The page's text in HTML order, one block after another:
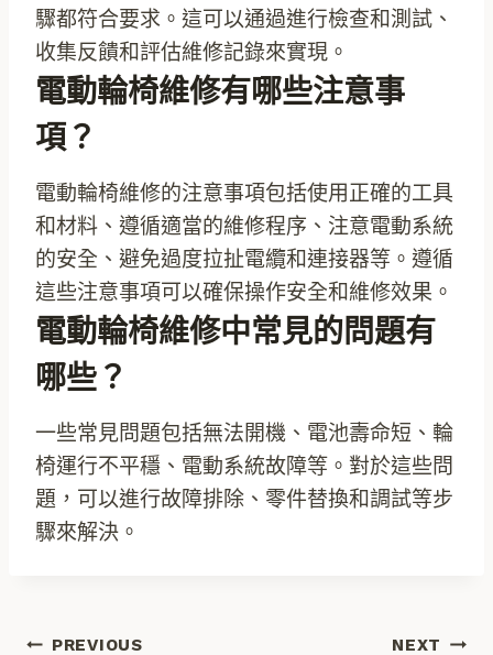
驟都符合要求。這可以通過進行檢查和測試、
收集反饋和評估維修記錄來實現。
電動輪椅維修有哪些注意事
項？
電動輪椅維修的注意事項包括使用正確的工具
和材料、遵循適當的維修程序、注意電動系統
的安全、避免過度拉扯電纜和連接器等。遵循
這些注意事項可以確保操作安全和維修效果。
電動輪椅維修中常見的問題有
哪些？
一些常見問題包括無法開機、電池壽命短、輪
椅運行不平穩、電動系統故障等。對於這些問
題，可以進行故障排除、零件替換和調試等步
驟來解決。
PREVIOUS NEXT